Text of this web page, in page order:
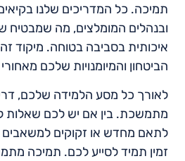
תמיכה. כל המדריכים שלנו
ובנהלים המומלצים, מה
איכותית בסביבה בטוחה. מיקוד
הביטחון והמיומנויות שלכם
לאורך כל מסע הלמידה שלכם,
מתמשכת. בין אם יש לכם שאלות
לתאם מחדש או זקוקים למשאבים
זמין תמיד לסייע לכם. תמיכה